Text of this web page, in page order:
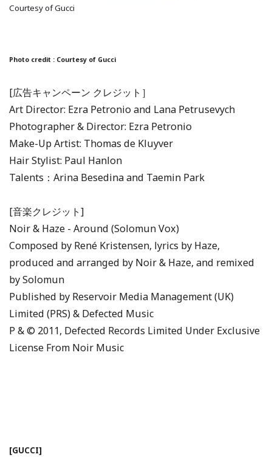
Courtesy of Gucci
Photo credit : Courtesy of Gucci
[広告キャンペーン クレジット］
Art Director: Ezra Petronio and Lana Petrusevych
Photographer & Director: Ezra Petronio
Make-Up Artist: Thomas de Kluyver
Hair Stylist: Paul Hanlon
Talents：Arina Besedina and Taemin Park
[音楽クレジット]
Noir & Haze - Around (Solomun Vox)
Composed by René Kristensen, lyrics by Haze,
produced and arranged by Noir & Haze, and remixed
by Solomun
Published by Reservoir Media Management (UK)
Limited (PRS) & Defected Music
P & © 2011, Defected Records Limited Under Exclusive
License From Noir Music
[GUCCI]